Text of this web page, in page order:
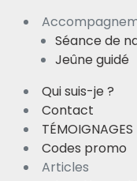
Séance de
Jeûne guidé
Qui suis-je ?
Contact
TÉMOIGNAGES
Codes promo
Articles